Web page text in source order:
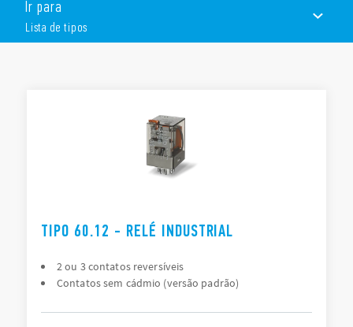
amperiométrica”
Fixação por aletas ou montagem em base
Conexões Octal ou Undecal
Ir para
Lista de tipos
TIPO 60.12 - RELÉ INDUSTRIAL
2 ou 3 contatos reversíveis
Contatos sem cádmio (versão padrão)